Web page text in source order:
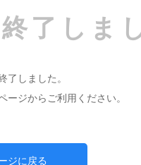
終了しま
了しました。
ージからご利用ください。
ジに戻る